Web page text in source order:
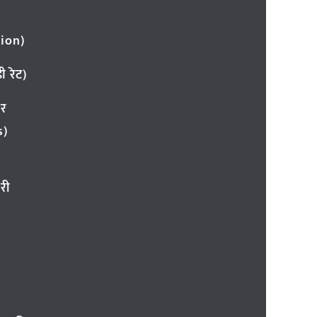
रेट)